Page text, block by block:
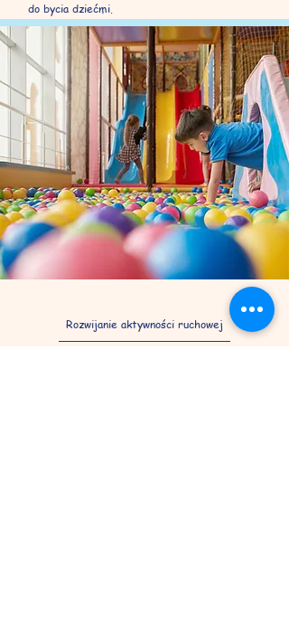
do bycia dziećmi.
Rozwijanie aktywności ruchowej